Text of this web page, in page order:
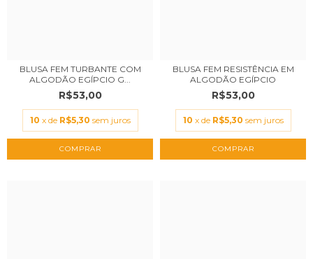
BLUSA FEM TURBANTE COM
ALGODÃO EGÍPCIO G...
R$53,00
10 x de R$5,30 sem juros
COMPRAR
BLUSA FEM RESISTÊNCIA EM
ALGODÃO EGÍPCIO
R$53,00
10 x de R$5,30 sem juros
COMPRAR